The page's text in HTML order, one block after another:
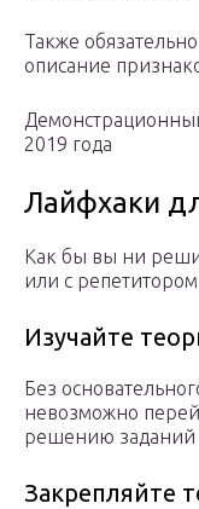
Также
описание
2019 года
Лайфхаки
Как бы вы ни
или с
Изучайте
Без
невозможно
решению заданий
Закрепляйте